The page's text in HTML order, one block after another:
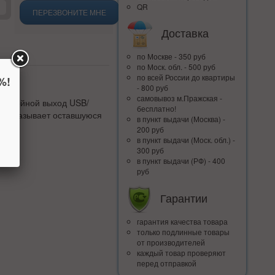
ПЕРЕЗВОНИТЕ МНЕ
Двойной выход USB/
оставшуюся
QR
Доставка
по Москве - 350 руб
по Моск. обл. - 500 руб
по всей Росcии до квартиры
- 800 руб
самовывоз м.Пражская -
бесплатно!
в пункт выдачи (Москва) -
200 руб
в пункт выдачи (Моск. обл.) -
300 руб
в пункт выдачи (РФ) - 400
руб
Гарантии
гарантия качества товара
только подлинные товары
от производителей
каждый товар проверяют
перед отправкой